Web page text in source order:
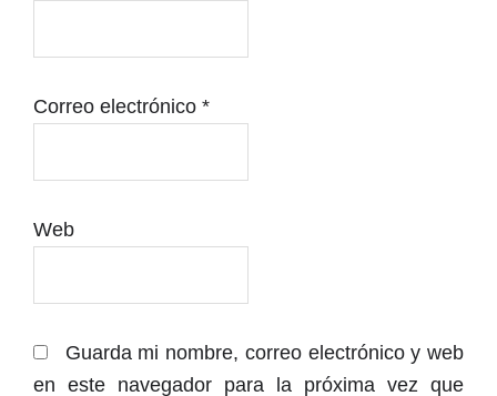
Correo electrónico *
Web
Guarda mi nombre, correo electrónico y web
en este navegador para la próxima vez que